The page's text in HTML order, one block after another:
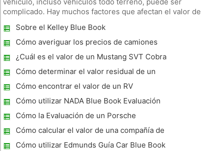
complicado. Hay muchos factores que afectan el valor de
Afortunadamente, existen varias guías (en línea y en las
librerías y tie
Sobre el Kelley Blue Book
Cómo averiguar los precios de camiones
usados ​​en un 1982 Chevy C- 20
¿Cuál es el valor de un Mustang SVT Cobra
1995 ?
Cómo determinar el valor residual de un
coche
Cómo encontrar el valor de un RV
Cómo utilizar NADA Blue Book Evaluación
de Autos Usados ​​Guía
Cómo la Evaluación de un Porsche
Cómo calcular el valor de una compañía de
automóviles
Cómo utilizar Edmunds Guía Car Blue Book